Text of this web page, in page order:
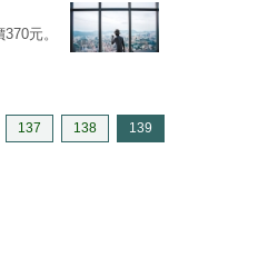
元。
137 138 139